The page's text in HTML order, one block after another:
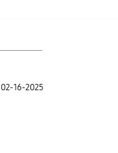
02-16-2025